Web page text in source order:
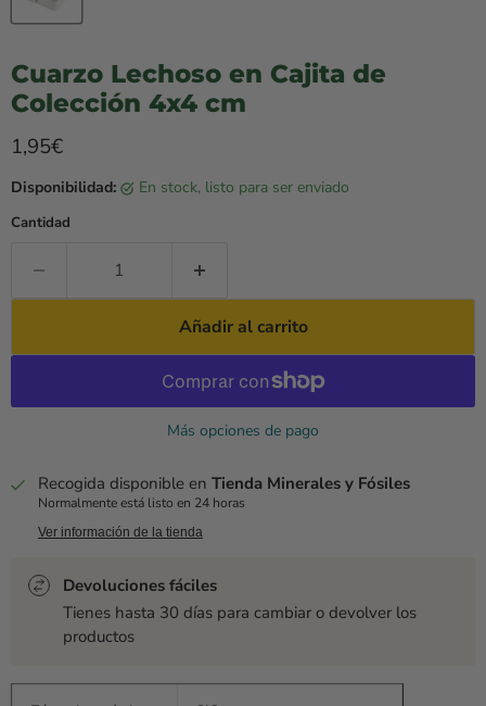
Cuarzo Lechoso en Cajita de
Colección 4x4 cm
Precio rebajado
1,95€
Disponibilidad: en stock, listo para ser enviado
Cantidad
Añadir al carrito
Más opciones de pago
Recogida disponible en Tienda Minerales y Fósiles
Normalmente está listo en 24 horas
Ver información de la tienda
Devoluciones fáciles
Tienes hasta 30 días para cambiar o devolver los
productos